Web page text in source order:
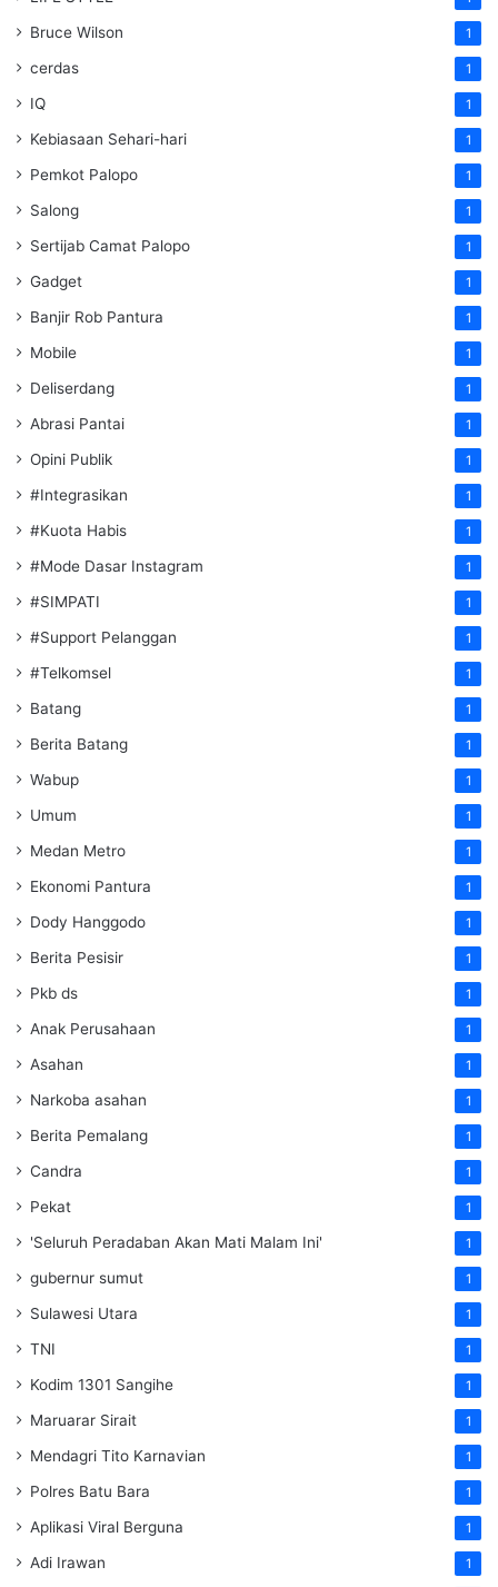
Bruce Wilson 1
cerdas 1
IQ 1
Kebiasaan Sehari-hari 1
Pemkot Palopo 1
Salong 1
Sertijab Camat Palopo 1
Gadget 1
Banjir Rob Pantura 1
Mobile 1
Deliserdang 1
Abrasi Pantai 1
Opini Publik 1
#Integrasikan 1
#Kuota Habis 1
#Mode Dasar Instagram 1
#SIMPATI 1
#Support Pelanggan 1
#Telkomsel 1
Batang 1
Berita Batang 1
Wabup 1
Umum 1
Medan Metro 1
Ekonomi Pantura 1
Dody Hanggodo 1
Berita Pesisir 1
Pkb ds 1
Anak Perusahaan 1
Asahan 1
Narkoba asahan 1
Berita Pemalang 1
Candra 1
Pekat 1
'Seluruh Peradaban Akan Mati Malam Ini' 1
gubernur sumut 1
Sulawesi Utara 1
TNI 1
Kodim 1301 Sangihe 1
Maruarar Sirait 1
Mendagri Tito Karnavian 1
Polres Batu Bara 1
Aplikasi Viral Berguna 1
Adi Irawan 1